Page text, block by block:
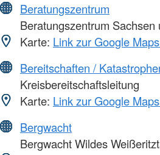
Beratungszentrum
Beratungszentrum
Karte: Link zur Google
Bereitschaften /
Kreisbereitschaftsleitung
Karte: Link zur Google
Bergwacht
Bergwacht Wildes